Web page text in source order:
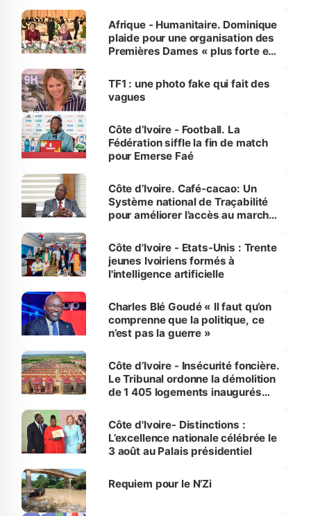
Afrique - Humanitaire. Dominique
plaide pour une organisation des
Premières Dames « plus forte et
sur la scène internationale »
TF1 : une photo fake qui fait des
vagues
Côte d’Ivoire - Football. La
Fédération siffle la fin de match
pour Emerse Faé
Côte d’Ivoire. Café-cacao: Un
Système national de Traçabilité
pour améliorer l’accès au marché
Côte d'Ivoire - Etats-Unis : Trente
jeunes Ivoiriens formés à
l'intelligence artificielle
Charles Blé Goudé « Il faut qu’on
comprenne que la politique, ce
n’est pas la guerre »
Côte d’Ivoire - Insécurité foncière.
Le Tribunal ordonne la démolition
de 1 405 logements inaugurés
Bassam
Côte d'Ivoire- Distinctions :
L’excellence nationale célébrée le
3 août au Palais présidentiel
Requiem pour le N’Zi